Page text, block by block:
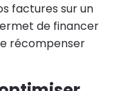
factures sur un
de financer
récompenser